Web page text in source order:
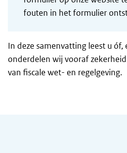
fouten in het formulier
In deze samenvatting leest u óf,
onderdelen wij vooraf
van fiscale wet- en regelgeving.